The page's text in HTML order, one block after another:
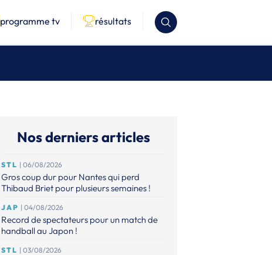
programme tv résultats
Nos derniers articles
STL | 06/08/2026
Gros coup dur pour Nantes qui perd
Thibaud Briet pour plusieurs semaines !
JAP | 04/08/2026
Record de spectateurs pour un match de
handball au Japon !
STL | 03/08/2026